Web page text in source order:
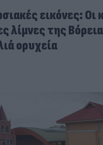
εικόνες: Οι
λίμνες της
ορυχεία